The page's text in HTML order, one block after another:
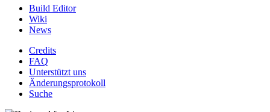
Build Editor
Wiki
News
Credits
FAQ
Unterstützt uns
Änderungsprotokoll
Suche